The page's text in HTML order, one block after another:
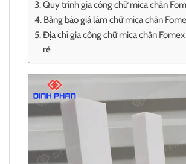
Quy trình gia công chữ mica chân
Bảng báo giá làm chữ mica chân
Địa chỉ gia công chữ mica chân
rẻ